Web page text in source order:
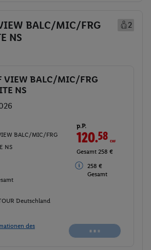
BALC/MIC/FRG
NS
2
VIEW BALC/MIC/FRG
NS
BALC/MIC/FRG
NS
p.P.
120.58CHF
Gesamt 258 €
258 €
Gesamt
Deutschland
des